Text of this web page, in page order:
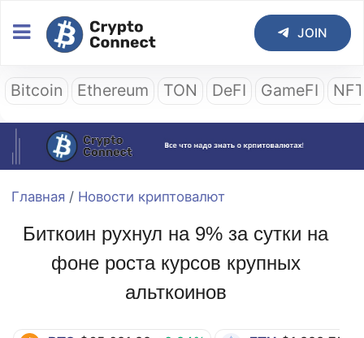
JOIN
Bitcoin Ethereum TON DeFI GameFI
Главная / Новости криптовалют
Биткоин рухнул на 9% за сутки на
фоне роста курсов крупных
альткоинов